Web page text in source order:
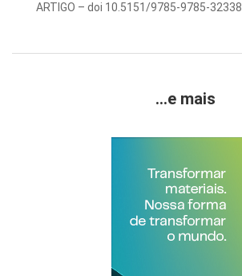
ARTIGO – doi 10.5151/9785-9785-32338
...e mais